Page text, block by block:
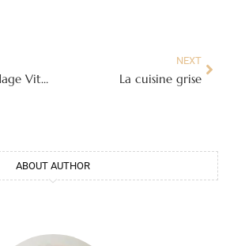
La Porte à Galandage Vitrée : L’Élégance Transparente qui Redéfinit Votre Espace
NEXT
La cuisine grise
ABOUT AUTHOR